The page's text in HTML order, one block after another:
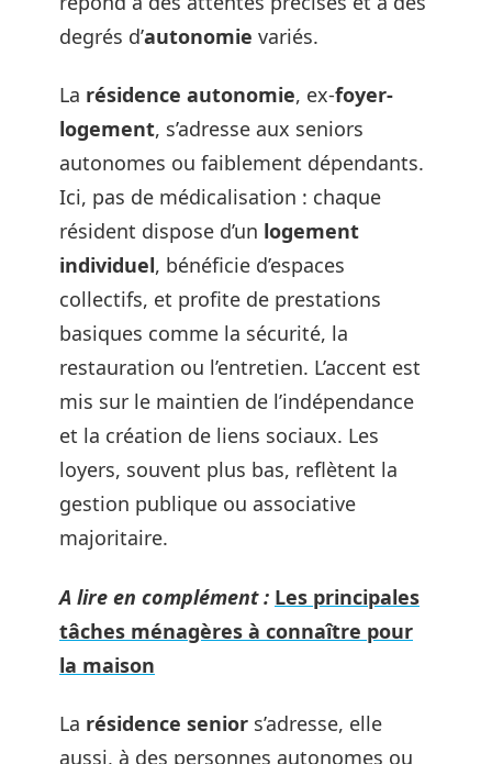
degrés d’autonomie variés.
La résidence autonomie, ex-foyer-
logement, s’adresse aux seniors
autonomes ou faiblement dépendants.
Ici, pas de médicalisation : chaque
résident dispose d’un logement
individuel, bénéficie d’espaces
collectifs, et profite de prestations
basiques comme la sécurité, la
restauration ou l’entretien. L’accent est
mis sur le maintien de l’indépendance
et la création de liens sociaux. Les
loyers, souvent plus bas, reflètent la
gestion publique ou associative
majoritaire.
A lire en complément : Les principales
tâches ménagères à connaître pour
la maison
La résidence senior s’adresse, elle
aussi, à des personnes autonomes ou